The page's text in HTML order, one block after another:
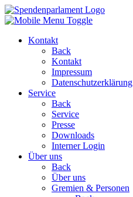
Kontakt
Back
Kontakt
Impressum
Datenschutzerklärung
Service
Back
Service
Presse
Downloads
Interner Login
Über uns
Back
Über uns
Gremien & Personen